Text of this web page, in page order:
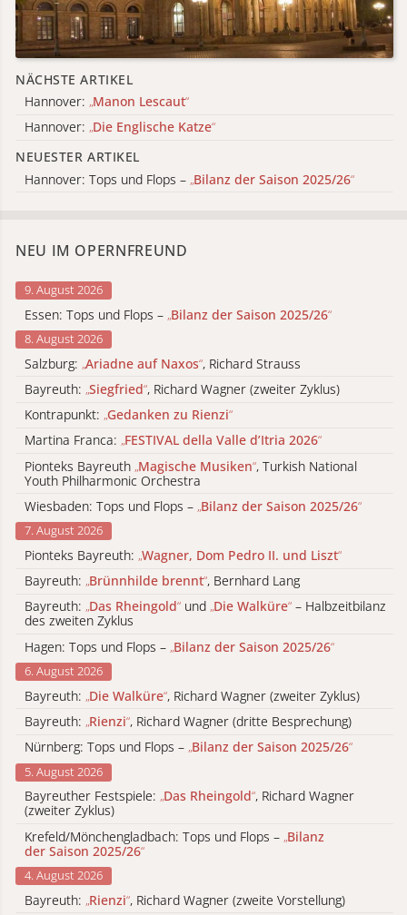
NÄCHSTE ARTIKEL
Hannover: „Manon Lescaut“
Hannover: „Die Englische Katze“
NEUESTER ARTIKEL
Hannover: Tops und Flops – „Bilanz der Saison 2025/26“
NEU IM OPERNFREUND
9. August 2026
Essen: Tops und Flops – „Bilanz der Saison 2025/26“
8. August 2026
Salzburg: „Ariadne auf Naxos“, Richard Strauss
Bayreuth: „Siegfried“, Richard Wagner (zweiter Zyklus)
Kontrapunkt: „Gedanken zu Rienzi“
Martina Franca: „FESTIVAL della Valle d’Itria 2026“
Pionteks Bayreuth „Magische Musiken“, Turkish National
Youth Philharmonic Orchestra
Wiesbaden: Tops und Flops – „Bilanz der Saison 2025/26“
7. August 2026
Pionteks Bayreuth: „Wagner, Dom Pedro II. und Liszt“
Bayreuth: „Brünnhilde brennt“, Bernhard Lang
Bayreuth: „Das Rheingold“ und „Die Walküre“ – Halbzeitbilanz
des zweiten Zyklus
Hagen: Tops und Flops – „Bilanz der Saison 2025/26“
6. August 2026
Bayreuth: „Die Walküre“, Richard Wagner (zweiter Zyklus)
Bayreuth: „Rienzi“, Richard Wagner (dritte Besprechung)
Nürnberg: Tops und Flops – „Bilanz der Saison 2025/26“
5. August 2026
Bayreuther Festspiele: „Das Rheingold“, Richard Wagner
(zweiter Zyklus)
Krefeld/Mönchengladbach: Tops und Flops – „Bilanz
der Saison 2025/26“
4. August 2026
Bayreuth: „Rienzi“, Richard Wagner (zweite Vorstellung)